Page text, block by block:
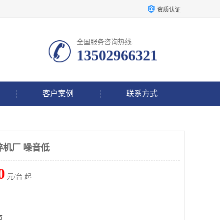
资质认证
全国服务咨询热线:
13502966321
客户案例 联系方式
机厂 噪音低
元/台 起